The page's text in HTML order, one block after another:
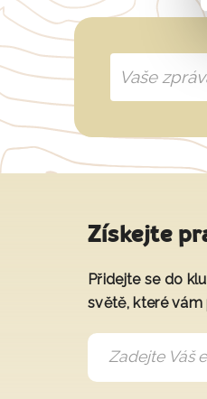
Získejte
Přidejte se do
světě, které